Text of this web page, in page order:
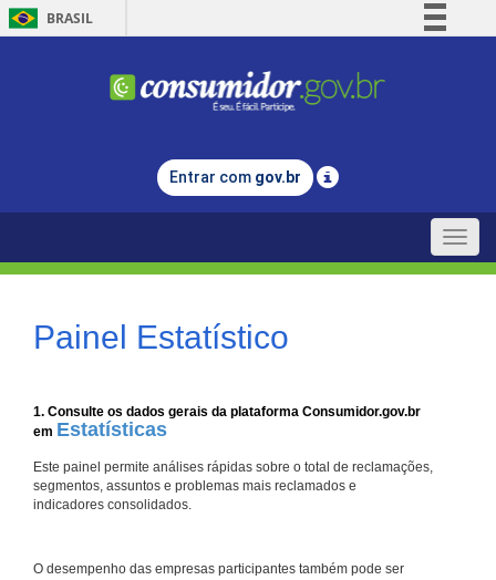
BRASIL
Comunica BR
Legislação
Entrar com gov.br
Toggle
Painel Estatístico
1. Consulte os dados gerais da plataforma Consumidor.gov.br
em Estatísticas
Este painel permite análises rápidas sobre o total de reclamações,
segmentos, assuntos e problemas mais reclamados e
indicadores consolidados.
O desempenho das empresas participantes também pode ser